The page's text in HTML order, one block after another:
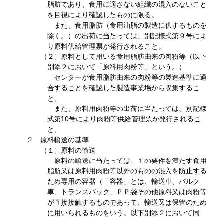
脂肪であり、食用に適さない組織の混入のないこと
を目視により確認したものに限る。
また、食用脂肪（食用油脂の製造に供するものを
除く。）の出荷に当たっては、別記様式第９号によ
り原料供給管理票が発行されること。
（２）原料として用いる食用脂肪由来の肉粉等（以下
別添２において「原料用肉粉等」という。）
センターが食用脂肪由来の肉粉等の製造基準に適
合することを確認した製造事業場から収集するこ
と。
また、原料用肉粉等の出荷に当たっては、別記様
式第10号により肉粉等供給管理票が発行されるこ
と。
２ 原料輸送の基準
（１）原料の輸送
原料の輸送に当たっては、１の要件を満たす食用
脂肪又は原料用肉粉等以外のものの混入を防止する
ため専用の容器（「容器」とは、輸送車、バルク
車、トランスバック、ＰＰ袋その他原料又は肉粉等
が直接接触するものであって、輸送又は保管のため
に用いられるものをいう。以下別添２において同